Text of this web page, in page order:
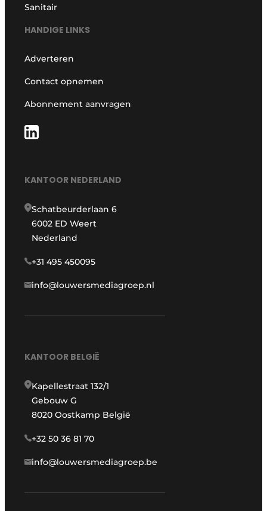
Sanitair
HANDIGE LINKS
Adverteren
Contact opnemen
Abonnement aanvragen
KANTOOR NEDERLAND
Schatbeurderlaan 6
6002 ED Weert
Nederland
+31 495 450095
info@louwersmediagroep.nl
KANTOOR BELGIË
Kapellestraat 132/1
Gebouw G
8020 Oostkamp België
+32 50 36 81 70
info@louwersmediagroep.be